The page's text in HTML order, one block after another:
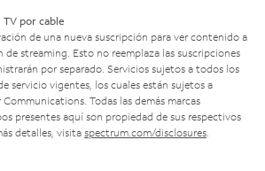
por cable
de una nueva suscripción para ver contenido a
de streaming. Esto no reemplaza las suscripciones
por separado. Servicios sujetos a todos los
servicio vigentes, los cuales están sujetos a
Todas las demás marcas
presentes aquí son propiedad de sus respectivos
detalles, visita spectrum.com/disclosures